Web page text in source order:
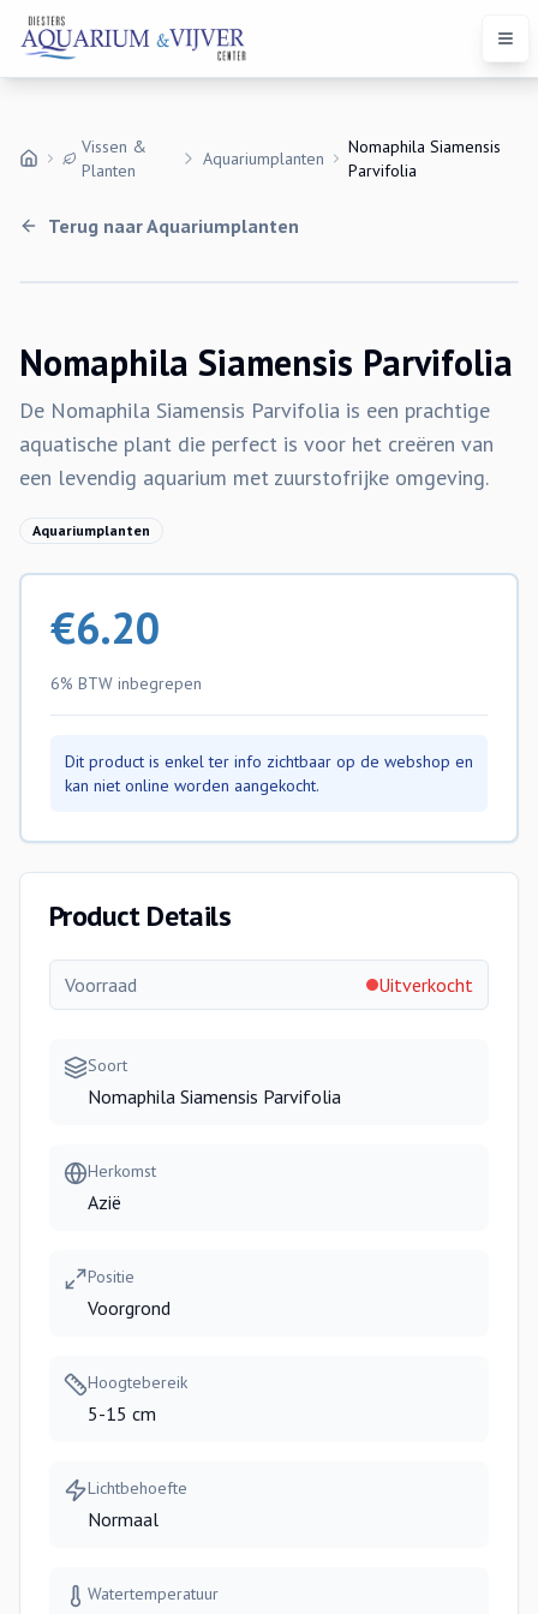
Vissen &
Planten
Aquariumplanten
Nomaphila Siamensis
Parvifolia
Terug naarAquariumplanten
Nomaphila Siamensis Parvifolia
De Nomaphila Siamensis Parvifolia is een prachtige
aquatische plant die perfect is voor het creëren van
een levendig aquarium met zuurstofrijke omgeving.
Aquariumplanten
€6.20
6% BTW inbegrepen
Dit product is enkel ter info zichtbaar op de webshop en
kan niet online worden aangekocht.
Product Details
Voorraad Uitverkocht
Soort
Nomaphila Siamensis Parvifolia
Herkomst
Azië
Positie
Voorgrond
Hoogtebereik
5-15 cm
Lichtbehoefte
Normaal
Watertemperatuur